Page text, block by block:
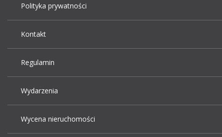
Polityka prywatności
Kontakt
Regulamin
Wydarzenia
Wycena nieruchomości